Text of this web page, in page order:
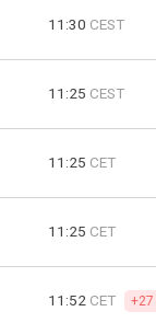
11:30 CEST
11:25 CEST
11:25 CET
11:25 CET
11:52 CET